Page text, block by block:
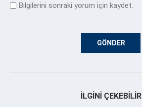
Bilgilerini sonraki yorum için kaydet.
İLGINI ÇEKEBILIR